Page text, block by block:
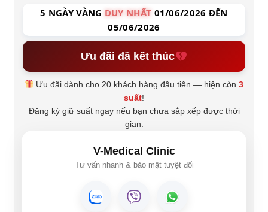
5 NGÀY VÀNG DUY NHẤT 01/06/2026 ĐẾN
05/06/2026
Ưu đãi đã kết thúc
Ưu đãi dành cho 20 khách hàng đầu tiên — hiện còn3
suất!
Đăng ký giữ suất ngay nếu bạn chưa sắp xếp được thời
gian.
V-Medical Clinic
Tư vấn nhanh & bảo mật tuyệt đối